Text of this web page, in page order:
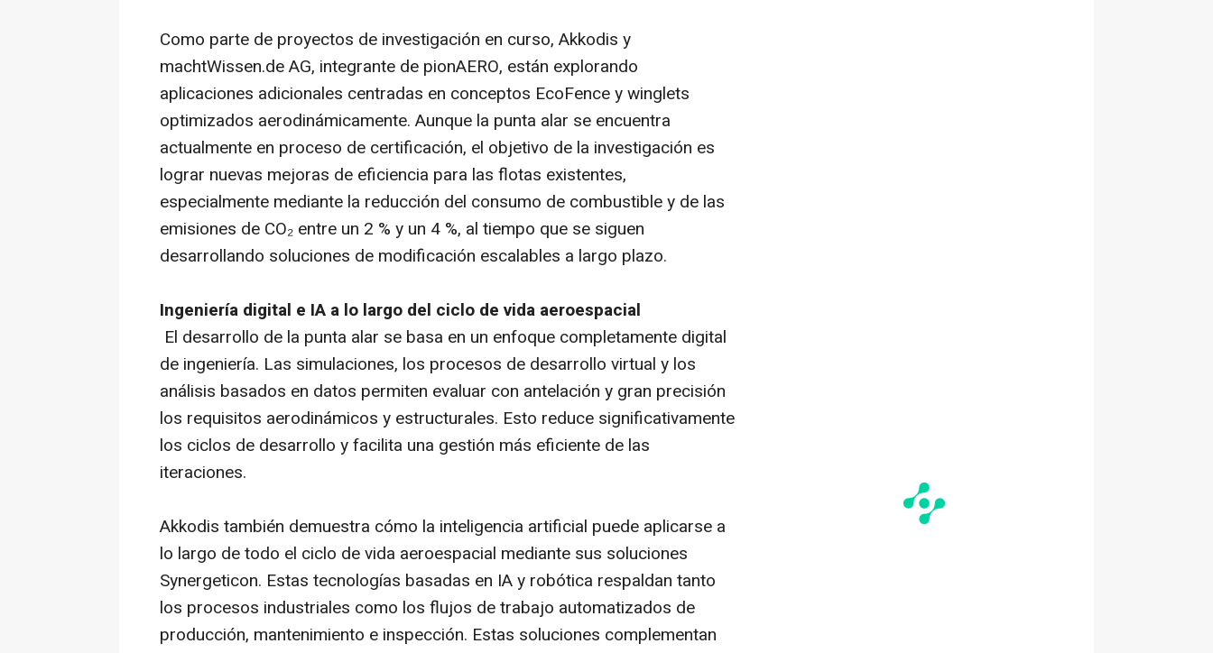
Como parte de proyectos de investigación en curso, Akkodis y
machtWissen.de AG, integrante de pionAERO, están explorando
aplicaciones adicionales centradas en conceptos EcoFence y winglets
optimizados aerodinámicamente. Aunque la punta alar se encuentra
actualmente en proceso de certificación, el objetivo de la investigación es
lograr nuevas mejoras de eficiencia para las flotas existentes,
especialmente mediante la reducción del consumo de combustible y de las
emisiones de CO₂ entre un 2 % y un 4 %, al tiempo que se siguen
desarrollando soluciones de modificación escalables a largo plazo.
Ingeniería digital e IA a lo largo del ciclo de vida aeroespacial
El desarrollo de la punta alar se basa en un enfoque completamente digital
de ingeniería. Las simulaciones, los procesos de desarrollo virtual y los
análisis basados en datos permiten evaluar con antelación y gran precisión
los requisitos aerodinámicos y estructurales. Esto reduce significativamente
los ciclos de desarrollo y facilita una gestión más eficiente de las
iteraciones.
Akkodis también demuestra cómo la inteligencia artificial puede aplicarse a
lo largo de todo el ciclo de vida aeroespacial mediante sus soluciones
Synergeticon. Estas tecnologías basadas en IA y robótica respaldan tanto
los procesos industriales como los flujos de trabajo automatizados de
producción, mantenimiento e inspección. Estas soluciones complementan